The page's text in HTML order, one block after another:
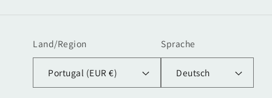
Land/Region
Portugal (EUR €)
Sprache
Deutsch